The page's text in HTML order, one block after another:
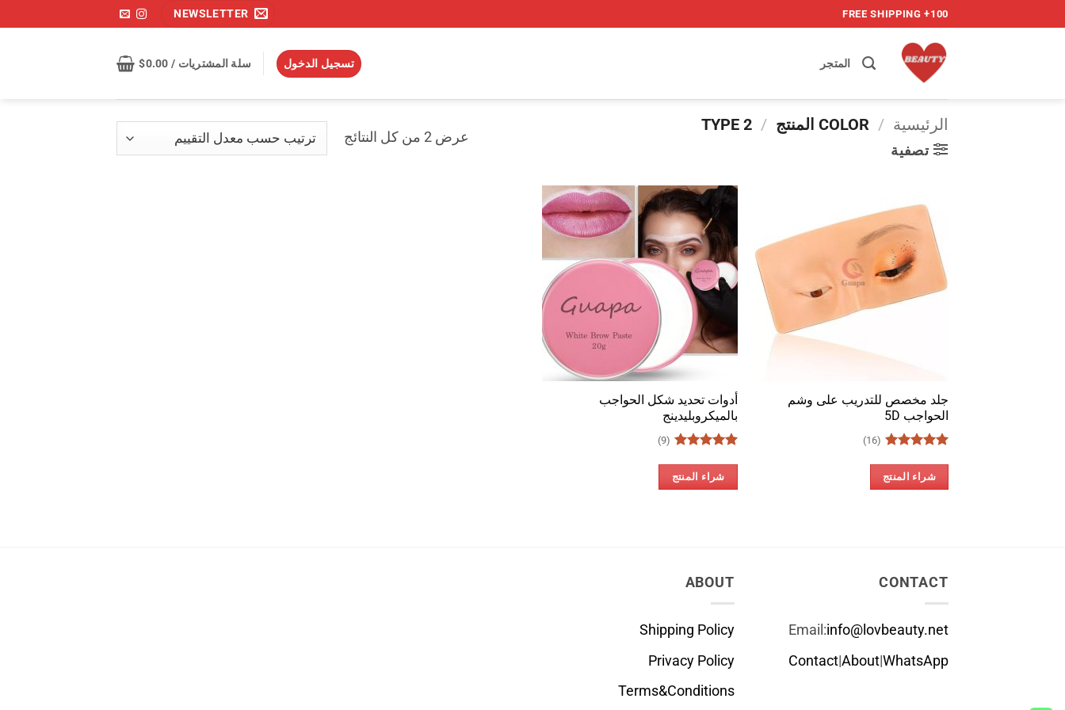
للمحتوى
100+ FREE SHIPPING
NEWSLETTER
المتجر تسجيل الدخول سلة المشتريات / $0.00
الرئيسية / COLOR المنتج /
TYPE 2
تصفية
عرض ⁦2⁩ من كل النتائج
تم
الفرز
جلد مخصص للتدريب على وشم
الحواجب 5D
من 5
(16)
شراء المنتج
أدوات تحديد شكل الحواجب
بالميكروبليدينج
من 5
(9)
شراء المنتج
CONTACT
Email:info@lovbeauty.net
Contact|About|WhatsApp
ABOUT
Shipping Policy
Privacy Policy
Terms&Conditions